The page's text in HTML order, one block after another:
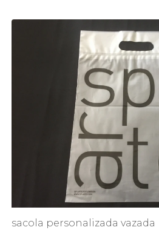
sacola personalizada vazada